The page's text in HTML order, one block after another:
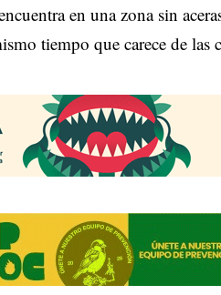
en una zona sin
tiempo que carece de las